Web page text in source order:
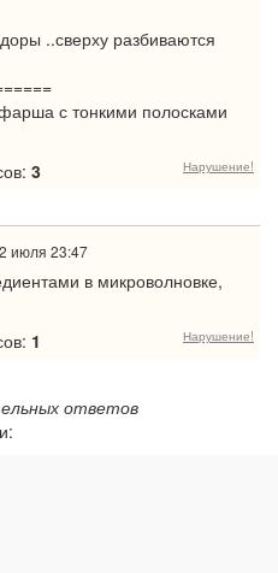
..сверху разбиваются
с тонкими полосками
3 Нарушение!
июля 23:47
в микроволновке,
1 Нарушение!
ответов